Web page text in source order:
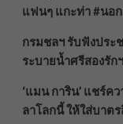
แฟนๆ แกะท่า #นอ
กรมชลฯ รับฟังปร
ระบายน้ำศรีสองรักฯ
‘แมน การิน’ แชร์ค
ลาโลกนี้ ให้ใส่บาต